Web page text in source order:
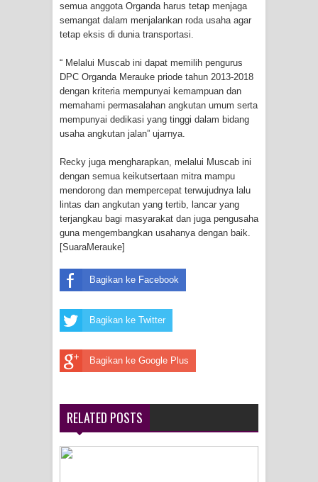
Mace
BRI Region 18 Jayapura Salurkan
Bantuan CSR untuk RS Bhayangkara
Polda Papua pada Peringatan Hari
Bhayangkara ke-80
Indonesia Turns Remote Papua
Frontier into National Food Belt with
Mechanized Rice Expansion
Mentan Tinjau Program Cetak Sawah
dan Penanaman Padi di Merauke
Mantan Sekda Jayawijaya Jadi
Lingkar
at Indonesia's National Craft
semua anggota Organda harus tetap menjaga
semangat dalam menjalankan roda usaha agar
tetap eksis di dunia transportasi.
“ Melalui Muscab ini dapat memilih pengurus
DPC Organda Merauke priode tahun 2013-2018
dengan kriteria mempunyai kemampuan dan
memahami permasalahan angkutan umum serta
mempunyai dedikasi yang tinggi dalam bidang
usaha angkutan jalan” ujarnya.
Recky juga mengharapkan, melalui Muscab ini
dengan semua keikutsertaan mitra mampu
mendorong dan mempercepat terwujudnya lalu
lintas dan angkutan yang tertib, lancar yang
terjangkau bagi masyarakat dan juga pengusaha
guna mengembangkan usahanya dengan baik.
[SuaraMerauke]
Bagikan ke Facebook
Bagikan ke Twitter
Bagikan ke Google Plus
RELATED POSTS